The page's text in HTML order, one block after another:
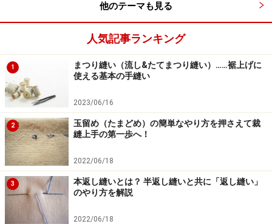
他のテーマも見る
人気記事ランキング
1
まつり縫い（流し&たてまつり縫い）……裾上げに
使える基本の手縫い
2023/06/16
2
玉留め（たまどめ）の簡単なやり方を押さえて裁
縫上手の第一歩へ！
2022/06/18
3
本返し縫いとは？ 半返し縫いと共に「返し縫い」
のやり方を解説
2022/06/18